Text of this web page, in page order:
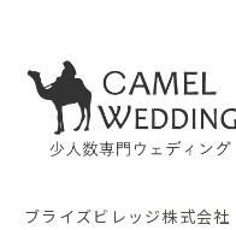
ブライズビレッジ株式会社